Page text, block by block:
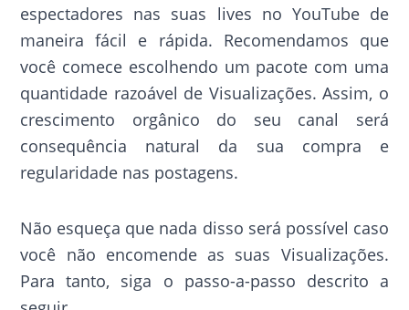
espectadores nas suas lives no YouTube de
maneira fácil e rápida. Recomendamos que
você comece escolhendo um pacote com uma
quantidade razoável de Visualizações. Assim, o
crescimento orgânico do seu canal será
consequência natural da sua compra e
regularidade nas postagens.
Não esqueça que nada disso será possível caso
você não encomende as suas Visualizações.
Para tanto, siga o passo-a-passo descrito a